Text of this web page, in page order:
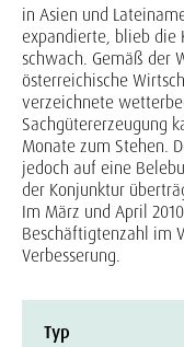
in Asien und
expandierte, blieb die
schwach. Gemäß der
österreichische
verzeichnete
Sachgütererzeugung
Monate zum Stehen.
jedoch auf eine
der Konjunktur
Im März und April
Beschäftigtenzahl im
Verbesserung.
Typ